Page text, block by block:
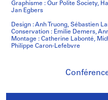
Graphisme : Our Polite Society,
Jan Egbers
Design : Anh Truong, Sébastien
Conservation : Emilie Demers,
Montage : Catherine Labonté,
Philippe Caron-Lefebvre